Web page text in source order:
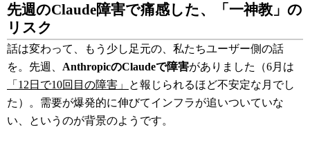
先週のClaude障害で痛感した、「一神教」の
リスク
話は変わって、もう少し足元の、私たちユーザー側の話
を。先週、 AnthropicのClaudeで障害がありました（6月は
「12日で10回目の障害」
と報じられるほど不安定な月でし
た）。需要が爆発的に伸びてインフラが追いついていな
い、というのが背景のようです。